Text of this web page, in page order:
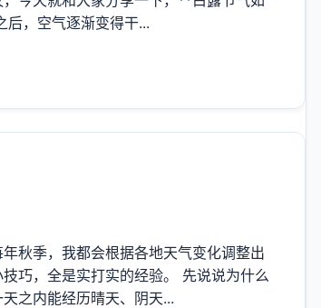
，空气逐渐变得干...
秋季，我都会根据各地天气变化调整出
巧，全是实打实的经验。 先说说为什么
之内能经历晴天、阴天...